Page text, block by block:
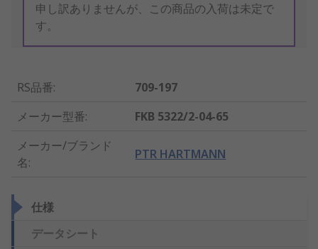
申し訳ありませんが、この商品の入荷は未定で
す。
RS品番:
709-197
メーカー型番:
FKB 5322/2-04-65
メーカー/ブランド
名:
PTR HARTMANN
仕様
データシート